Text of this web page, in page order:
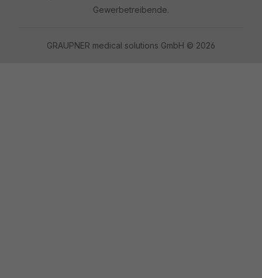
Gewerbetreibende.
GRAUPNER medical solutions GmbH © 2026